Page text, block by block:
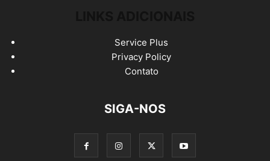
Service Plus
Privacy Policy
Contato
SIGA-NOS